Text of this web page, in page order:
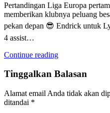
Pertandingan Liga Europa
memberikan klubnya peluang
pekan depan 😎 Endrick untuk
4 assist…
Continue reading
Tinggalkan Balasan
Alamat email Anda tidak akan
ditandai *